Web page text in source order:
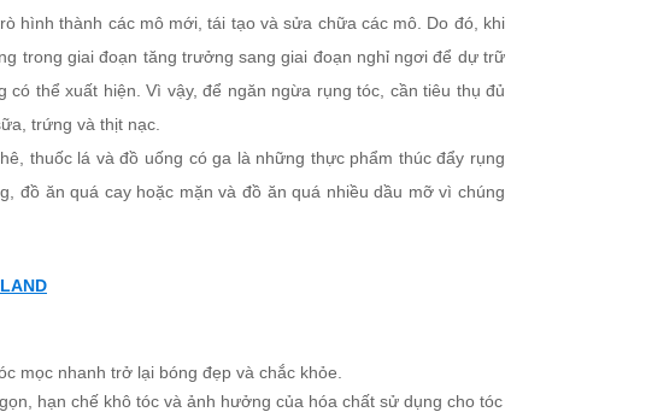
hình thành các mô mới, tái tạo và sửa chữa các mô. Do đó, khi
trong giai đoạn tăng trưởng sang giai đoạn nghỉ ngơi để dự trữ
thể xuất hiện. Vì vậy, để ngăn ngừa rụng tóc, cần tiêu thụ đủ
trứng và thịt nạc.
thuốc lá và đồ uống có ga là những thực phẩm thúc đẩy rụng
đồ ăn quá cay hoặc mặn và đồ ăn quá nhiều dầu mỡ vì chúng
mọc nhanh trở lại bóng đẹp và chắc khỏe.
hạn chế khô tóc và ảnh hưởng của hóa chất sử dụng cho tóc